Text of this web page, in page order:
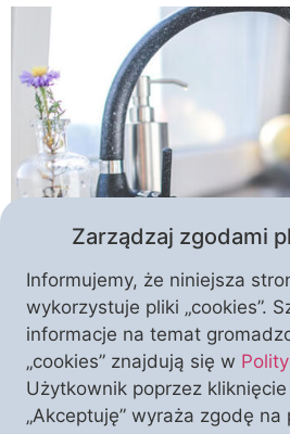
Nadciąga nowa fala histerii i
koronawirusem. Na wieść o
kilkunastu przypadków
Zarządzaj zgodami
Informujemy, że niniejsza
wykorzystuje pliki „cookies”.
informacje na temat
„cookies” znajdują się w
Użytkownik poprzez
„Akceptuję” wyraża zgodę